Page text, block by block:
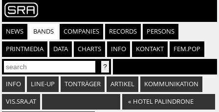
NEWS BANDS COMPANIES RECORDS PERSONS
PRINTMEDIA DATA CHARTS INFO KONTAKT FEM.POP
INFO LINE-UP TONTRÄGER ARTIKEL KOMMUNIKATION
VIS.SRA.AT « HOTEL PALINDRONE